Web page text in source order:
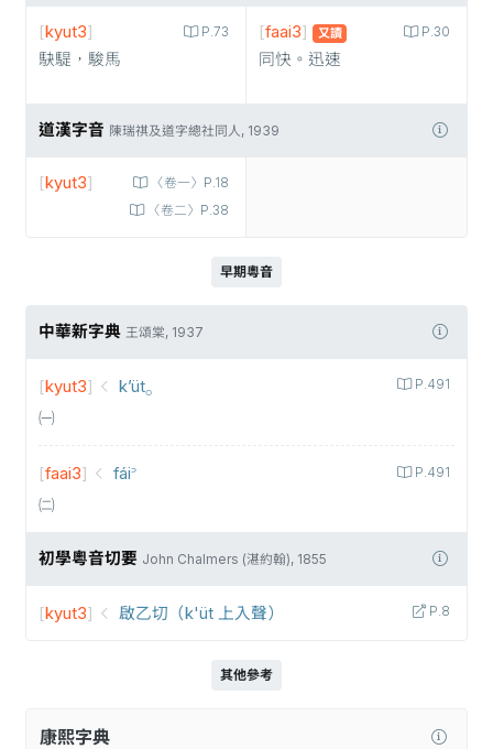
P.73
[kyut3]
駃騠，駿馬
P.30
[faai3] 又讀
同快。迅速
道漢字音 陳瑞祺及道字總社同人, 1939
〈卷一〉P.18
〈卷二〉P.38
[kyut3]
早期粵音
中華新字典 王頌棠, 1937
P.491
[kyut3] k’üt⸰
㈠
P.491
[faai3] fái꜄
㈡
初學粵音切要 John Chalmers (湛約翰), 1855
P.8
[kyut3] 啟乙切（k'üt 上入聲）
其他參考
康熙字典